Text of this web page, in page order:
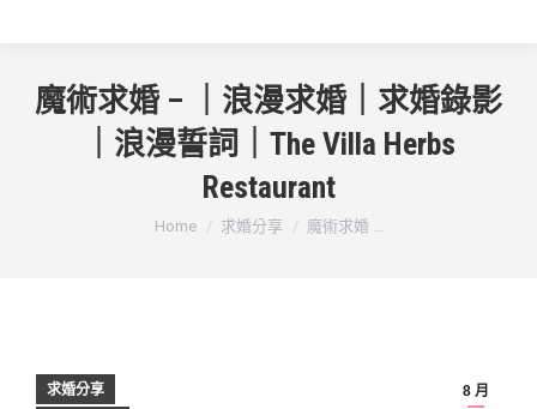
魔術求婚 – ｜浪漫求婚｜求婚錄影
｜浪漫誓詞｜The Villa Herbs
Restaurant
You are here:
Home 求婚分享 魔術求婚 ...
8 月
求婚分享